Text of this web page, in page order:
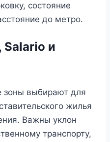
состояние
до метро.
Salario и
выбирают для
жилья
Важны уклон
транспорту,